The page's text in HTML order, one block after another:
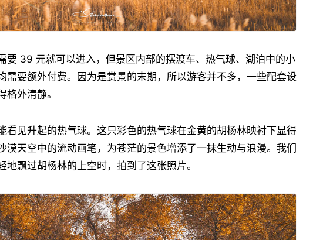
要 39 元就可以进入，但景区内部的摆渡车、热气球、湖泊中的小
需要额外付费。因为是赏景的末期，所以游客并不多，一些配套设
格外清静。
看见升起的热气球。这只彩色的热气球在金黄的胡杨林映衬下显得
漠天空中的流动画笔，为苍茫的景色增添了一抹生动与浪漫。我们
地飘过胡杨林的上空时，拍到了这张照片。